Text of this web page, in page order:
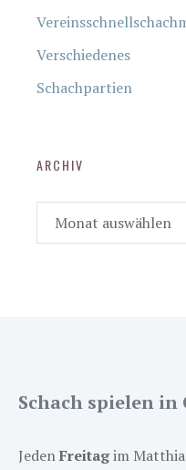
Verschiedenes
Schachpartien
ARCHIV
Archiv
Schach spielen in
JedenFreitagim